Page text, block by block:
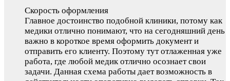
Скорость оформления
Главное достоинство подобной клиники, потому как
медики отлично понимают, что на сегодняшний день
важно в короткое время оформить документ и
отправить его клиенту. Поэтому тут отлаженная уже
работа, где любой медик отлично осознает свои
задачи. Данная схема работы дает возможность в